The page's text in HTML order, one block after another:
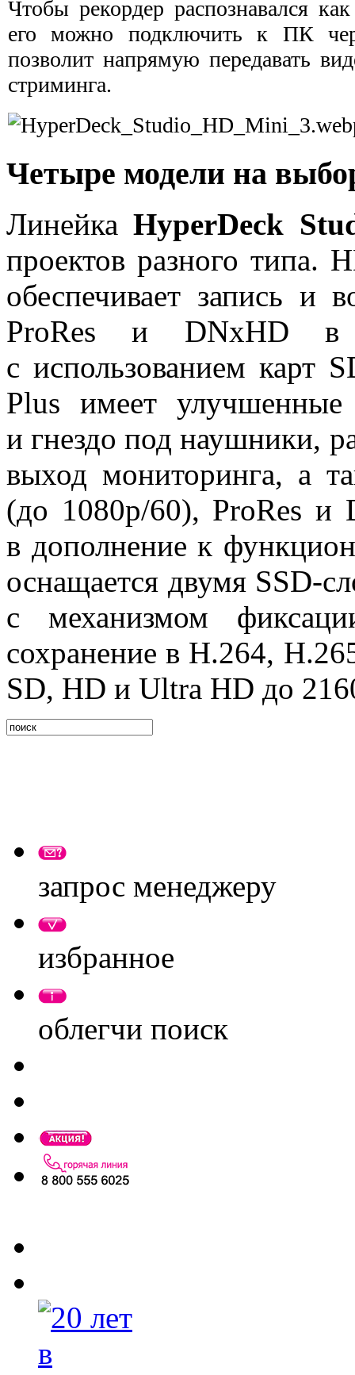
Чтобы рекордер распознавался
его можно подключить к ПК
позволит напрямую передавать
стриминга.
Четыре модели на
ЛинейкаHyperDeck
проектов разного типа.
обеспечивает запись и
ProRes и DNxHD
с использованием карт
Plus имеет
и гнездо под наушники,
выход мониторинга, а
(до 1080p/60), ProRes
в дополнение к
оснащается двумя SSD-
с механизмом
сохранение в H.264,
SD, HD и Ultra HD до
запрос менеджеру
избранное
облегчи поиск